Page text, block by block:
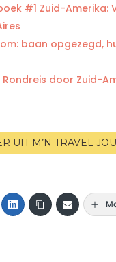
#1 Zuid-Amerika:
baan opgezegd,
Rondreis door Zuid-
UIT M’N TRAVEL